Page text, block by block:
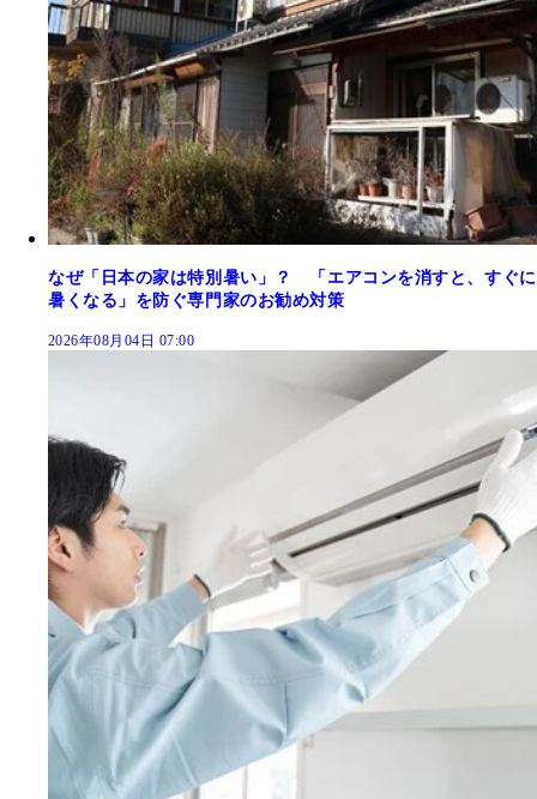
なぜ「日本の家は特別暑い」？ 「エアコンを消すと、すぐに
暑くなる」を防ぐ専門家のお勧め対策
2026年08月04日 07:00